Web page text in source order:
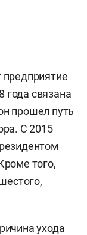
предприятие
года связана
прошел путь
С 2015
того,
ухода